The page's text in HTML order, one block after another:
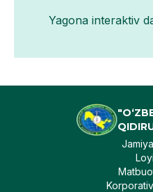
Yagona interaktiv